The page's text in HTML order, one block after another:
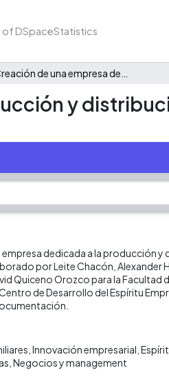
of DSpaceStatistics
y
empresa dedicada a la producción y
por Leite Chacón, Alexander
Quiceno Orozco para la Facultad
de Desarrollo del Espíritu
Innovación empresarial
Negocios y management